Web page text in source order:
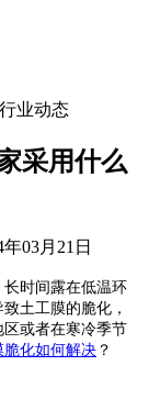
业动态
采用什么
03月21日
时间露在低温环
土工膜的脆化，
或者在寒冷季节
脆化如何解决 ？